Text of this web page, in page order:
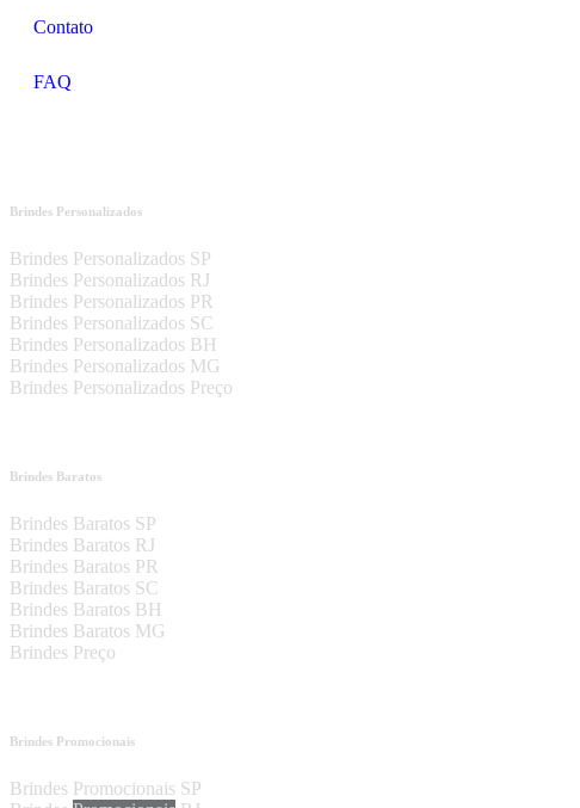
Contato
FAQ
Brindes Personalizados
Brindes Personalizados SP
Brindes Personalizados RJ
Brindes Personalizados PR
Brindes Personalizados SC
Brindes Personalizados BH
Brindes Personalizados MG
Brindes Personalizados Preço
Brindes Baratos
Brindes Baratos SP
Brindes Baratos RJ
Brindes Baratos PR
Brindes Baratos SC
Brindes Baratos BH
Brindes Baratos MG
Brindes Preço
Brindes Promocionais
Brindes Promocionais SP